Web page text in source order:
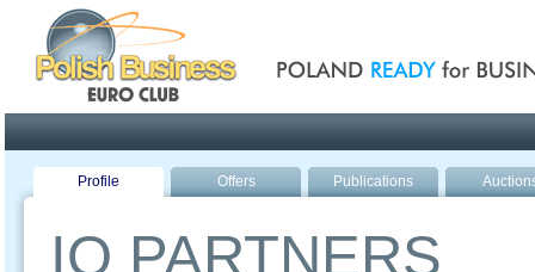
Profile Offers Publications
IQ PARTNERS